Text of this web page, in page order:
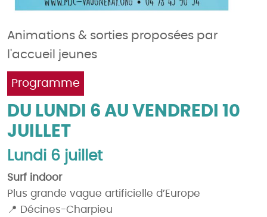
Animations & sorties proposées par
l'accueil jeunes
Programme
DU LUNDI 6 AU VENDREDI 10
JUILLET
Lundi 6 juillet
Surf indoor
Plus grande vague artificielle d’Europe
📍 Décines-Charpieu